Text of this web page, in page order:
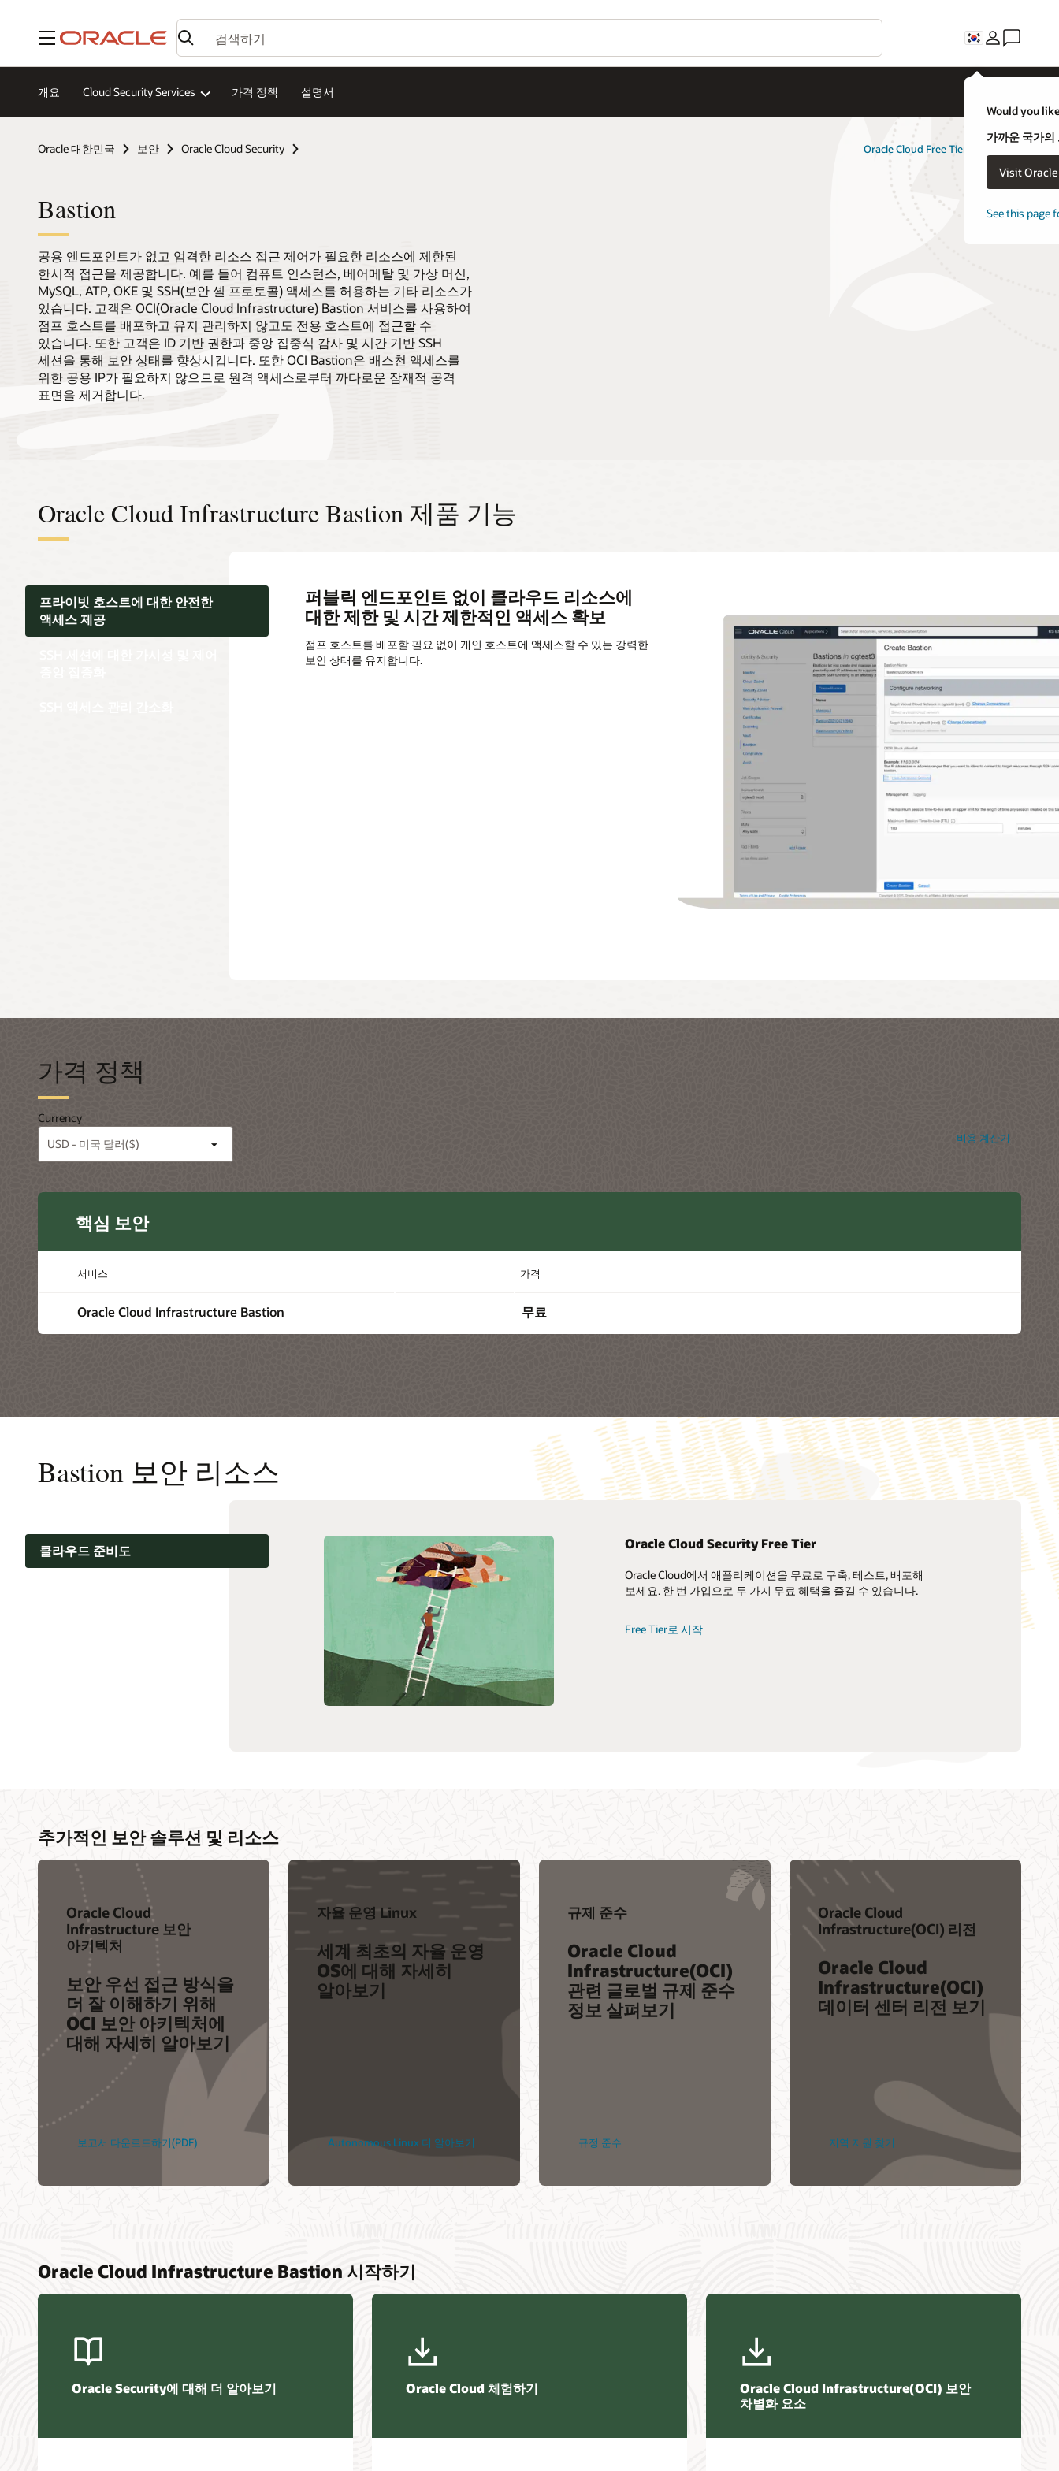
메뉴
Would you
가까운 국가의
Visit
See this page
개요 Cloud Security Services 가격 정책 설명서
Oracle 대한민국 보안 Oracle Cloud Security Oracle Cloud Free Tier 체험하기
Bastion
공용 엔드포인트가 없고 엄격한 리소스 접근 제어가 필요한 리소스에 제한된
한시적 접근을 제공합니다. 예를 들어 컴퓨트 인스턴스, 베어메탈 및 가상 머신,
MySQL, ATP, OKE 및 SSH(보안 셸 프로토콜) 액세스를 허용하는 기타 리소스가
있습니다. 고객은 OCI(Oracle Cloud Infrastructure) Bastion 서비스를 사용하여
점프 호스트를 배포하고 유지 관리하지 않고도 전용 호스트에 접근할 수
있습니다. 또한 고객은 ID 기반 권한과 중앙 집중식 감사 및 시간 기반 SSH
세션을 통해 보안 상태를 향상시킵니다. 또한 OCI Bastion은 배스천 액세스를
위한 공용 IP가 필요하지 않으므로 원격 액세스로부터 까다로운 잠재적 공격
표면을 제거합니다.
Oracle Cloud Infrastructure Bastion 제품 기능
프라이빗 호스트에 대한 안전한
액세스 제공
퍼블릭 엔드포인트 없이 클라우드 리소스에
대한 제한 및 시간 제한적인 액세스 확보
점프 호스트를 배포할 필요 없이 개인 호스트에 액세스할 수 있는 강력한
보안 상태를 유지합니다.
모든 OCI Bastion 세션에 대한 단일 뷰 확보
시간별 임시 SSH 세션에 대한 ID 기반 시행 및 중앙 집중식 제어로 보안
상황 개선 모든 세션은 지속적인 가시성 및 보안을 위해 감사됩니다.
SSH 세션 및 포트 전달을 손쉽게 관리하여
보안 액세스 지원
관리 세션에서 SSH 키 전달을 사용하여 OCI(Oracle Cloud Agent)를
실행하는 Oracle Linux 이미지에 대한 SSH 액세스를 간소화합니다.
가격 정책
Currency
비용 계산기
핵심 보안
서비스 가격
Oracle Cloud Infrastructure Bastion 무료
Bastion 보안 리소스
클라우드 준비도 Oracle Cloud Security Free Tier
Oracle Cloud에서 애플리케이션을 무료로 구축, 테스트, 배포해
보세요. 한 번 가입으로 두 가지 무료 혜택을 즐길 수 있습니다.
Free Tier로 시작
Oracle Cloud Infrastructure Bastion 설명서
Oracle의 클라우드 데이터 보호 체계 살펴보기(PDF)
OKE(Oracle Container Engine for Kubernetes)에 대해 자세히
추가적인 보안 솔루션 및 리소스
Oracle Cloud
Infrastructure 보안
아키텍처
보안 우선 접근 방식을
더 잘 이해하기 위해
OCI 보안 아키텍처에
대해 자세히 알아보기
보고서 다운로드하기(PDF)
자율 운영 Linux
세계 최초의 자율 운영
OS에 대해 자세히
알아보기
Autonomous Linux 더 알아보기
규제 준수
Oracle Cloud
Infrastructure(OCI)
관련 글로벌 규제 준수
정보 살펴보기
규정 준수
Oracle Cloud
Infrastructure(OCI) 리전
Oracle Cloud
Infrastructure(OCI)
데이터 센터 리전 보기
지역 지원 찾기
Oracle Cloud Infrastructure Bastion 시작하기
Oracle Security에 대해 더 알아보기 Oracle Cloud 체험하기
Oracle Cloud Infrastructure(OCI) 보안
차별화 요소